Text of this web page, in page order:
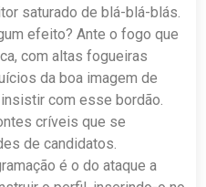
saturado de blá-blá-blás.
efeito? Ante o fogo que
com altas fogueiras
da boa imagem de
com esse bordão.
críveis que se
de candidatos.
é o do ataque a